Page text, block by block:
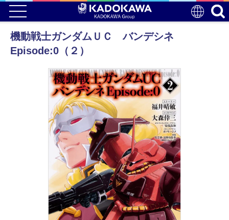
機動戦士ガンダムＵＣ バンデシネ
Episode:0（２）